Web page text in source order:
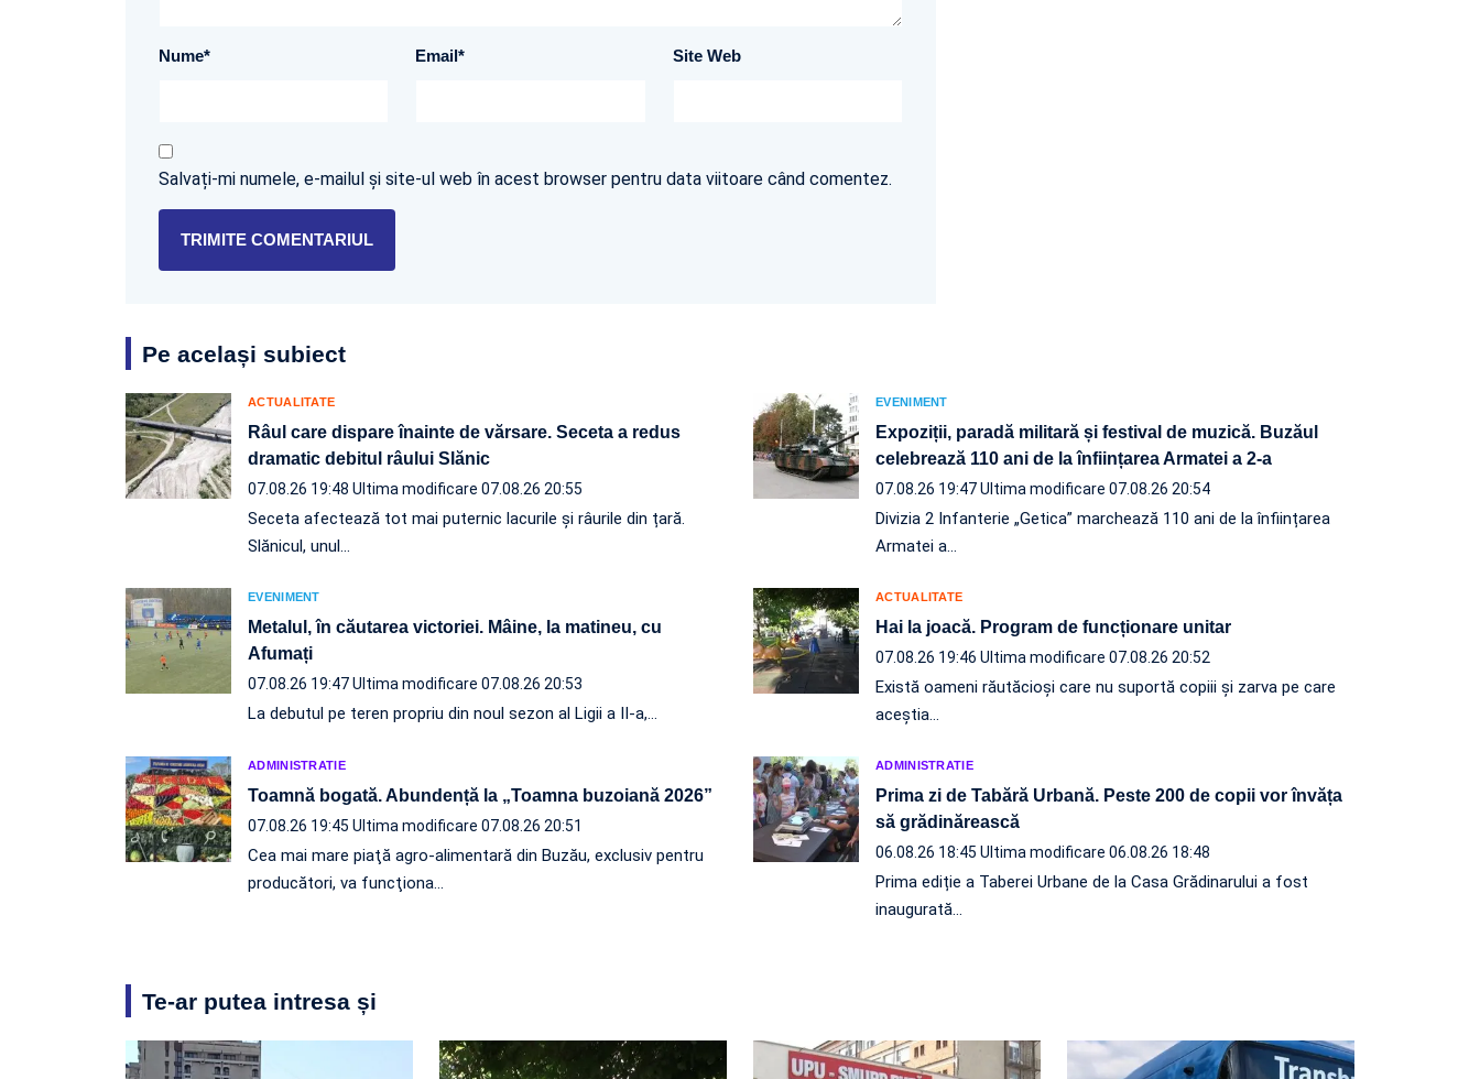
Nume* Email* Site Web
Salvați-mi numele, e-mailul și site-ul web în acest browser pentru data viitoare când comentez.
Pe același subiect
ACTUALITATE
Râul care dispare înainte de vărsare. Seceta a redus
dramatic debitul râului Slănic
07.08.26 19:48 Ultima modificare 07.08.26 20:55
Seceta afectează tot mai puternic lacurile și râurile din țară.
Slănicul, unul…
EVENIMENT
Expoziții, paradă militară și festival de muzică. Buzăul
celebrează 110 ani de la înființarea Armatei a 2-a
07.08.26 19:47Ultima modificare 07.08.26 20:54
Divizia 2 Infanterie „Getica” marchează 110 ani de la înființarea
Armatei a…
EVENIMENT
Metalul, în căutarea victoriei. Mâine, la matineu, cu
Afumați
07.08.26 19:47Ultima modificare 07.08.26 20:53
La debutul pe teren propriu din noul sezon al Ligii a II-a,…
ACTUALITATE
Hai la joacă. Program de funcționare unitar
07.08.26 19:46 Ultima modificare 07.08.26 20:52
Există oameni răutăcioși care nu suportă copiii și zarva pe care
aceștia…
ADMINISTRATIE
Toamnă bogată. Abundență la „Toamna buzoiană 2026”
07.08.26 19:45 Ultima modificare 07.08.26 20:51
Cea mai mare piaţă agro-alimentară din Buzău, exclusiv pentru
producători, va funcţiona…
ADMINISTRATIE
Prima zi de Tabără Urbană. Peste 200 de copii vor învăța
să grădinărească
06.08.26 18:45 Ultima modificare 06.08.26 18:48
Prima ediție a Taberei Urbane de la Casa Grădinarului a fost
inaugurată…
Te-ar putea intresa și